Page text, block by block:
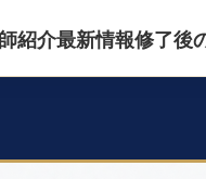
紹介最新情報修了後